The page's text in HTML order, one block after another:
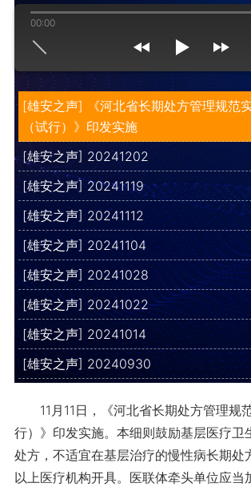
[雄安之声] 《河北省长期处方管理规范
（试行）》印发实施
[雄安之声] 20241202
[雄安之声] 20241119
[雄安之声] 20241112
[雄安之声] 20241104
[雄安之声] 20241028
[雄安之声] 20241022
[雄安之声] 20241014
[雄安之声] 20240930
00:00
11月11日，《河北省长期处方管理规
行）》印发实施。本细则鼓励基层医疗卫
处方，不适宜在基层治疗的慢性病长期处
以上医疗机构开具。医联体牵头单位应当